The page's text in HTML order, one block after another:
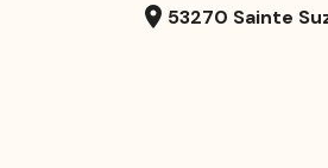
location_on 53270 Sainte